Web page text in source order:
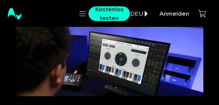
Kostenlos
testen
DEU Anmelden